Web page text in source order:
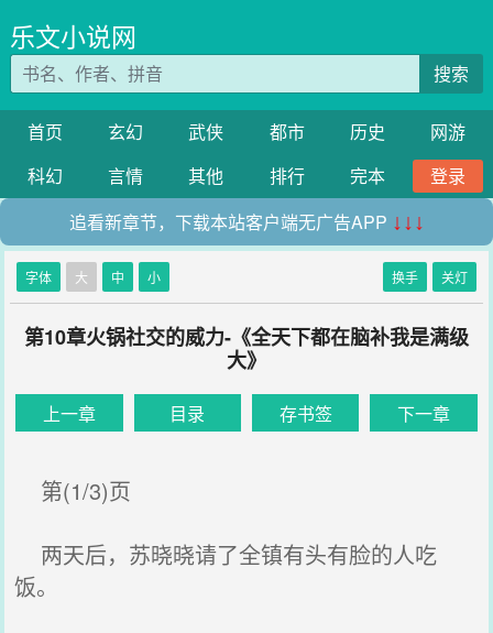
乐文小说网
搜索
首页 玄幻 武侠 都市 历史
网游
科幻
言情 其他 排行 完本
登录
追看新章节，下载本站客户端无广告APP ↓↓↓
字体 大 中 小 换手 关灯
第10章火锅社交的威力-《全天下都在脑补我是满级
大》
上一章 目录 存书签 下一章
第(1/3)页
两天后，苏晓晓请了全镇有头有脸的人吃
饭。